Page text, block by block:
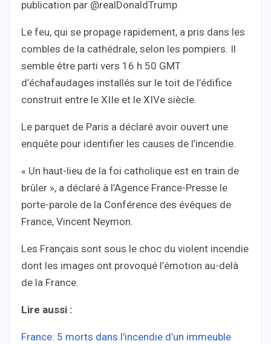
publication par @realDonaldTrump
Le feu, qui se propage rapidement, a pris dans les
combles de la cathédrale, selon les pompiers. Il
semble être parti vers 16 h 50 GMT
d’échafaudages installés sur le toit de l’édifice
construit entre le XIIe et le XIVe siècle.
Le parquet de Paris a déclaré avoir ouvert une
enquête pour identifier les causes de l’incendie.
« Un haut-lieu de la foi catholique est en train de
brûler », a déclaré à l’Agence France-Presse le
porte-parole de la Conférence des évêques de
France, Vincent Neymon.
Les Français sont sous le choc du violent incendie
dont les images ont provoqué l’émotion au-delà
de la France.
Lire aussi :
France: 5 morts dans l’incendie d’un immeuble